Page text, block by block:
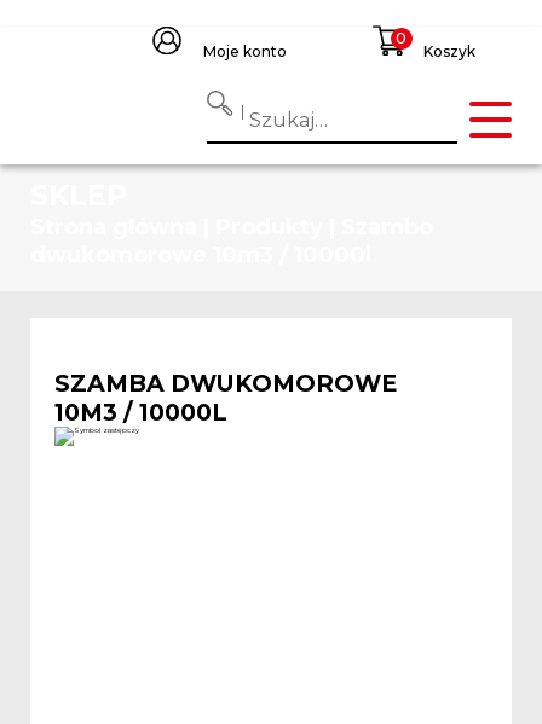
Moje konto Koszyk
SZAMBA DWUKOMOROWE
10M3 / 10000L